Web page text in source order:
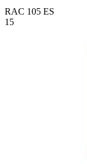
RAC 105 ES
15